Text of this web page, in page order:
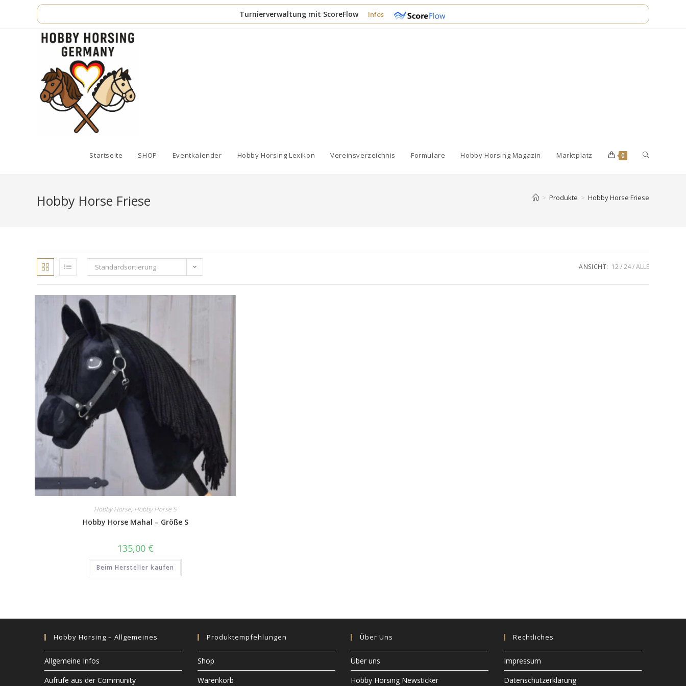
Turnierverwaltung mit ScoreFlow Infos
Startseite SHOP Eventkalender Hobby Horsing Lexikon Vereinsverzeichnis Formulare Hobby Horsing Magazin Marktplatz 0 Website-
Hobby Horse Friese > Produkte > Hobby Horse Friese
Standardsortierung ANSICHT: 12 24 ALLE
Hobby Horse, Hobby Horse S
Hobby Horse Mahal – Größe S
135,00 €
Beim Hersteller kaufen
Hobby Horsing – Allgemeines
Allgemeine Infos
Aufrufe aus der Community
Produktempfehlungen
Shop
Warenkorb
Über Uns
Über uns
Hobby Horsing Newsticker
Rechtliches
Impressum
Datenschutzerklärung